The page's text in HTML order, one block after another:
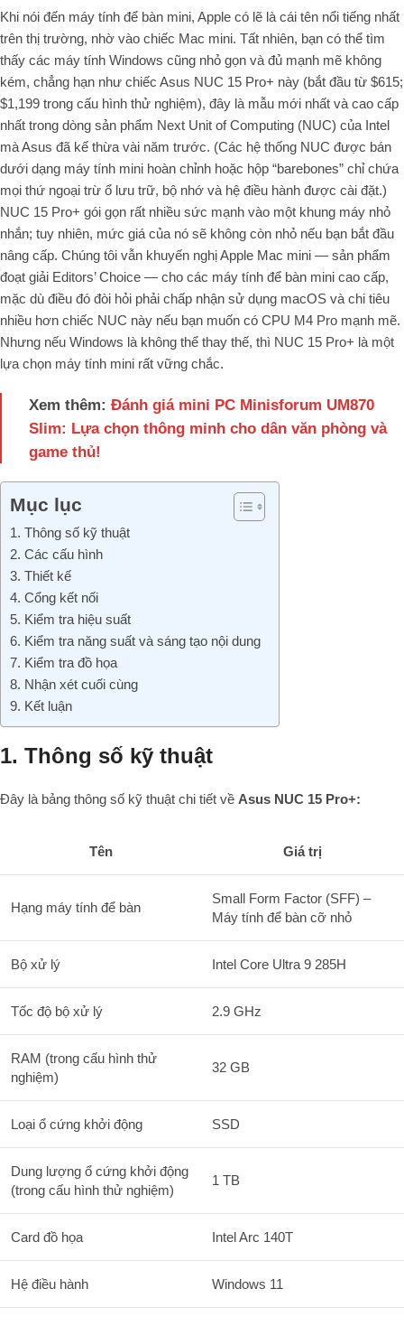
Khi nói đến máy tính để bàn mini, Apple có lẽ là cái tên nổi tiếng nhất
trên thị trường, nhờ vào chiếc Mac mini. Tất nhiên, bạn có thể tìm
thấy các máy tính Windows cũng nhỏ gọn và đủ mạnh mẽ không
kém, chẳng hạn như chiếc Asus NUC 15 Pro+ này (bắt đầu từ $615;
$1,199 trong cấu hình thử nghiệm), đây là mẫu mới nhất và cao cấp
nhất trong dòng sản phẩm Next Unit of Computing (NUC) của Intel
mà Asus đã kế thừa vài năm trước. (Các hệ thống NUC được bán
dưới dạng máy tính mini hoàn chỉnh hoặc hộp “barebones” chỉ chứa
mọi thứ ngoại trừ ổ lưu trữ, bộ nhớ và hệ điều hành được cài đặt.)
NUC 15 Pro+ gói gọn rất nhiều sức mạnh vào một khung máy nhỏ
nhắn; tuy nhiên, mức giá của nó sẽ không còn nhỏ nếu bạn bắt đầu
nâng cấp. Chúng tôi vẫn khuyến nghị Apple Mac mini — sản phẩm
đoạt giải Editors’ Choice — cho các máy tính để bàn mini cao cấp,
mặc dù điều đó đòi hỏi phải chấp nhận sử dụng macOS và chi tiêu
nhiều hơn chiếc NUC này nếu bạn muốn có CPU M4 Pro mạnh mẽ.
Nhưng nếu Windows là không thể thay thế, thì NUC 15 Pro+ là một
lựa chọn máy tính mini rất vững chắc.
Xem thêm: Đánh giá mini PC Minisforum UM870
Slim: Lựa chọn thông minh cho dân văn phòng và
game thủ!
Mục lục
1. Thông số kỹ thuật
2. Các cấu hình
3. Thiết kế
4. Cổng kết nối
5. Kiểm tra hiệu suất
6. Kiểm tra năng suất và sáng tạo nội dung
7. Kiểm tra đồ họa
8. Nhận xét cuối cùng
9. Kết luận
1. Thông số kỹ thuật
Đây là bảng thông số kỹ thuật chi tiết về Asus NUC 15 Pro+:
Tên Giá trị
Hạng máy tính để bàn
Small Form Factor (SFF) –
Máy tính để bàn cỡ nhỏ
Bộ xử lý Intel Core Ultra 9 285H
Tốc độ bộ xử lý 2.9 GHz
RAM (trong cấu hình thử
nghiệm)
32 GB
Loại ổ cứng khởi động SSD
Dung lượng ổ cứng khởi động
(trong cấu hình thử nghiệm)
1 TB
Card đồ họa Intel Arc 140T
Hệ điều hành Windows 11